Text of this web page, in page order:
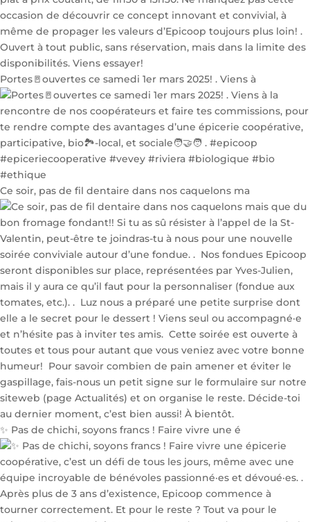
Portes🚪ouvertes ce samedi 1er mars 2025! . Viens à
Ce soir, pas de fil dentaire dans nos caquelons ma
✨ Pas de chichi, soyons francs ! Faire vivre une é